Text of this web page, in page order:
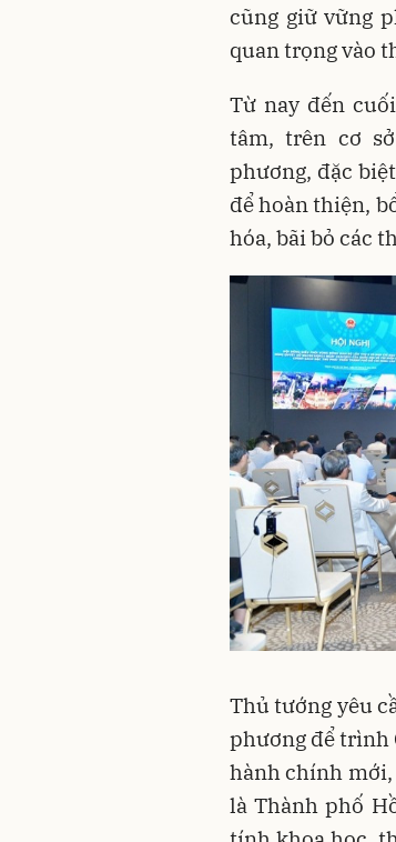
cũng giữ vững
quan trọng vào
Từ nay đến
tâm, trên cơ
phương, đặc
để hoàn thiện,
hóa, bãi bỏ các
Thủ tướng yêu
phương để trình
hành chính mới,
là Thành phố